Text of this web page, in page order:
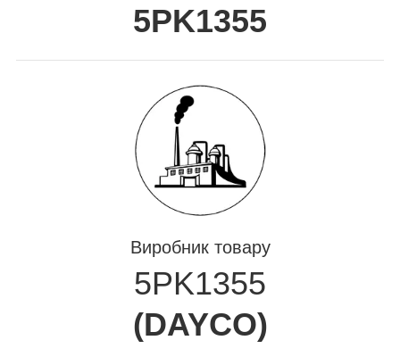
5PK1355
Виробник товару
5PK1355
(DAYCO)